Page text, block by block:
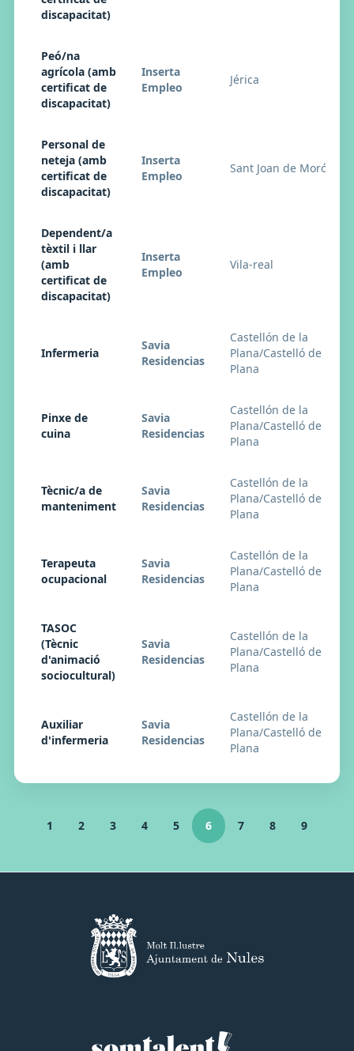
discapacitat)
Peó/na
agrícola (amb
certificat de
discapacitat)
Inserta
Empleo
Jérica
Personal de
neteja (amb
certificat de
discapacitat)
Inserta
Empleo
Sant Joan de Moró
Dependent/a
tèxtil i llar
(amb
certificat de
discapacitat)
Inserta
Empleo
Vila-real
Infermeria
Savia
Residencias
Castellón de la
Plana/Castelló de la
Plana
Pinxe de
cuina
Savia
Residencias
Castellón de la
Plana/Castelló de la
Plana
Tècnic/a de
manteniment
Savia
Residencias
Castellón de la
Plana/Castelló de la
Plana
Terapeuta
ocupacional
Savia
Residencias
Castellón de la
Plana/Castelló de la
Plana
TASOC
(Tècnic
d'animació
sociocultural)
Savia
Residencias
Castellón de la
Plana/Castelló de la
Plana
Auxiliar
d'infermeria
Savia
Residencias
Castellón de la
Plana/Castelló de la
Plana
1 2 3 4 5 6 7 8 9